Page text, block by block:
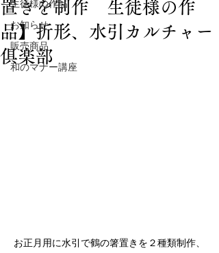
生徒様の作品
お知らせ
販売商品
和のマナー講座
置きを制作 生徒様の作
品】折形、水引カルチャー
俱楽部
お正月用に水引で鶴の箸置きを２種類制作、